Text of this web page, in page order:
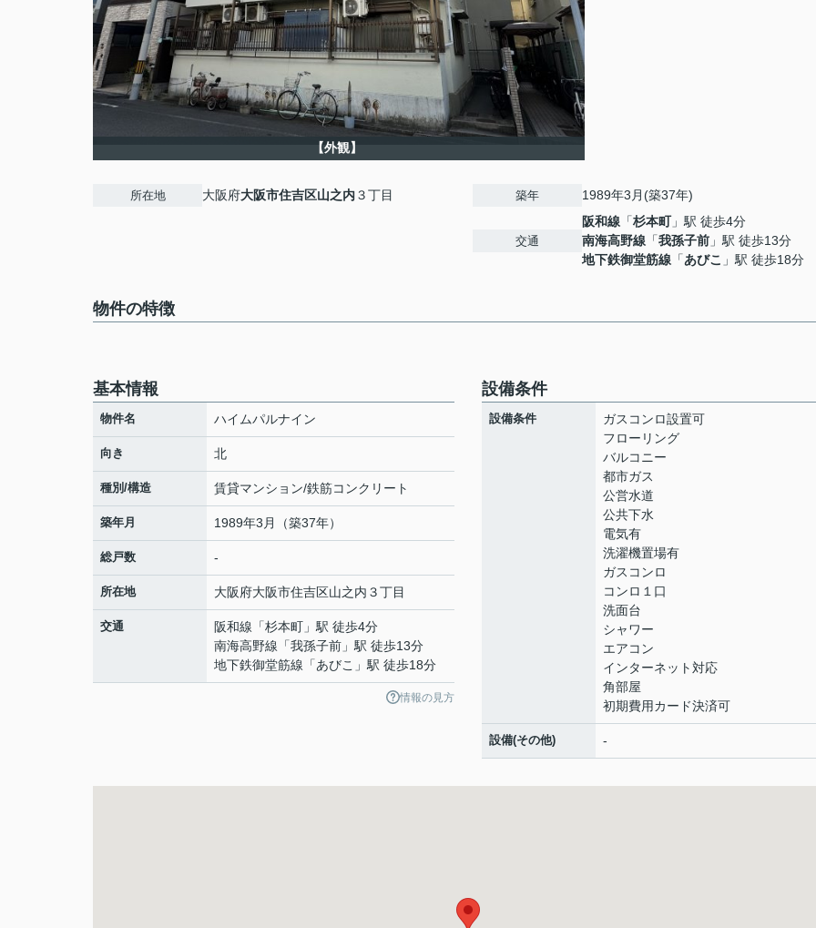
【外観】
所在地 大阪府大阪市住吉区山之内３丁目 築年 1989年3月(築37年)
交通
阪和線 「杉本町」駅 徒歩4分
南海高野線 「我孫子前 」駅 徒歩13分
地下鉄御堂筋線 「あびこ 」駅 徒歩18分
物件の特徴
基本情報
物件名 ハイムパルナイン
向き 北
種別/構造 賃貸マンション/鉄筋コンクリート
築年月 1989年3月（築37年）
総戸数 -
所在地 大阪府大阪市住吉区山之内 ３丁目
交通 阪和線 「杉本町 」駅 徒歩4分
南海高野線 「我孫子前 」駅 徒歩13分
地下鉄御堂筋線 「あびこ 」駅 徒歩18分
情報の見方
設備条件
設備条件
ガスコンロ設置可
フローリング
バルコニー
都市ガス
公営水道
公共下水
電気有
洗濯機置場有
ガスコンロ
コンロ１口
洗面台
シャワー
エアコン
インターネット対応
角部屋
初期費用カード決済可
設備(その他) -